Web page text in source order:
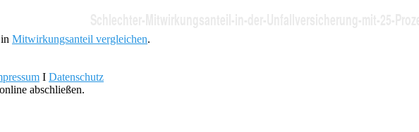
in Mitwirkungsanteil vergleichen.
I Datenschutz
abschließen.